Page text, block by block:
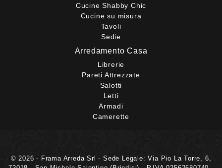
Cucine Shabby Chic
Cucine su misura
Tavoli
Sedie
Arredamento Casa
Librerie
Pareti Attrezzate
Salotti
Letti
Armadi
Camerette
© 2026 - Frama Arreda Srl - Sede Legale: Via Pio La Torre, 6,